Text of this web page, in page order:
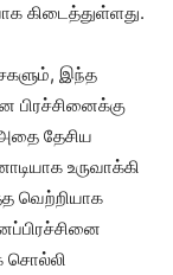
கிடைத்துள்ளது.
இந்த
பிரச்சினைக்கு
தேசிய
உருவாக்கி
வெற்றியாக
சொல்லி